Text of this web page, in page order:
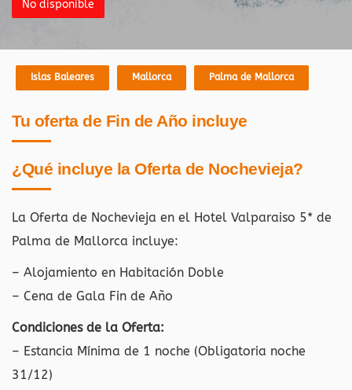
No disponible
Islas Baleares Mallorca Palma de Mallorca
Tu oferta de Fin de Año incluye
¿Qué incluye la Oferta de Nochevieja?
La Oferta de Nochevieja en el Hotel Valparaiso 5* de
Palma de Mallorca incluye:
– Alojamiento en Habitación Doble
– Cena de Gala Fin de Año
Condiciones de la Oferta:
– Estancia Mínima de 1 noche (Obligatoria noche
31/12)